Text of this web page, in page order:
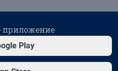
приложение
Play